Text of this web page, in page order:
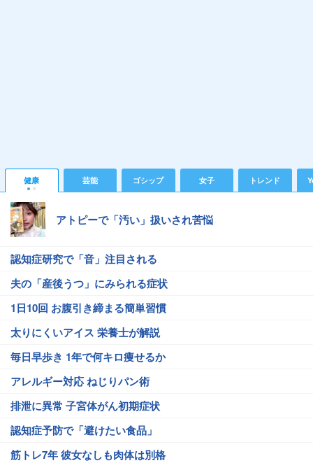
健康 芸能 ゴシップ 女子 トレンド
アトピーで「汚い」扱いされ苦悩
認知症研究で「音」注目される
夫の「産後うつ」にみられる症状
1日10回 お腹引き締まる簡単習慣
太りにくいアイス 栄養士が解説
毎日早歩き 1年で何キロ痩せるか
アレルギー対応 ねじりパン術
排泄に異常 子宮体がん初期症状
認知症予防で「避けたい食品」
筋トレ7年 彼女なしも肉体は別格